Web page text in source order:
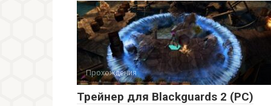
Прохождения
Трейнер для Blackguards 2 (PC)